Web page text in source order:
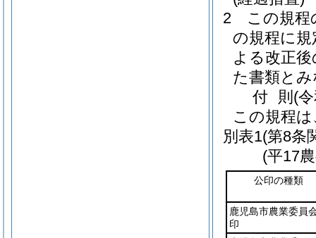
2
この規
の規程に
よる改正
た書類と
付 則 (
この規程
別表1(第8条
(平17
公印の種類
鹿児島市農業委員
印